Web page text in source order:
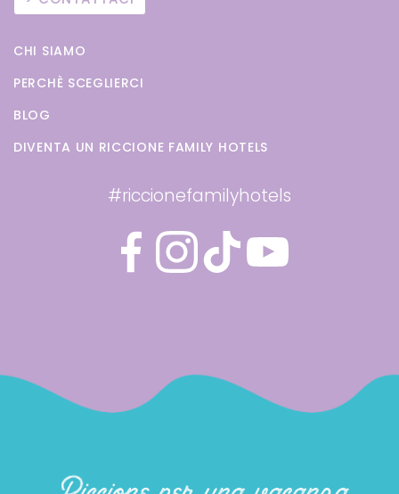
CHI SIAMO
PERCHÈ SCEGLIERCI
BLOG
DIVENTA UN RICCIONE FAMILY HOTELS
#riccionefamilyhotels